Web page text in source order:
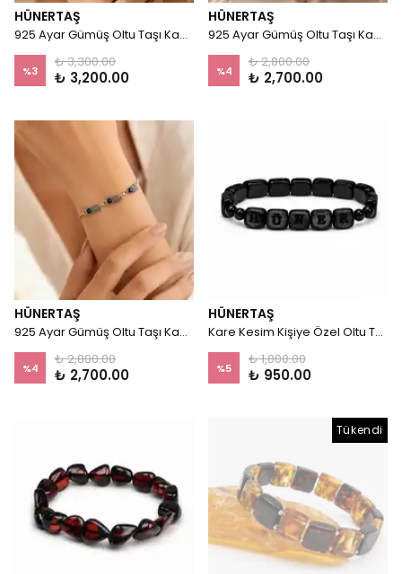
HÜNERTAŞ
925 Ayar Gümüş Oltu Taşı Kadın Bileklik - Fiyonk
%3
₺ 3,300.00
₺ 3,200.00
HÜNERTAŞ
925 Ayar Gümüş Oltu Taşı Kadın Bileklik - Queen
%4
₺ 2,800.00
₺ 2,700.00
HÜNERTAŞ
925 Ayar Gümüş Oltu Taşı Kadın Bileklik - Noble
%4
₺ 2,800.00
₺ 2,700.00
HÜNERTAŞ
Kare Kesim Kişiye Özel Oltu Taşı Bileklik
%5
₺ 1,000.00
₺ 950.00
Tükendi